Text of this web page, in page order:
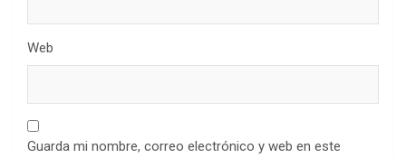
Web
Guarda mi nombre, correo electrónico y web en este